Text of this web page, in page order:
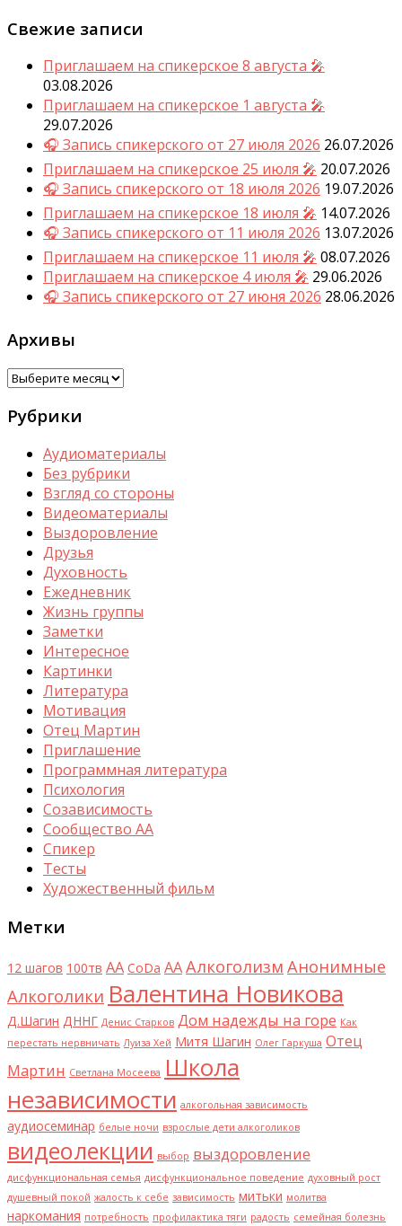
Свежие записи
Приглашаем на спикерское 8 августа 🎤
03.08.2026
Приглашаем на спикерское 1 августа 🎤
29.07.2026
🎧 Запись спикерского от 27 июля 2026 26.07.2026
Приглашаем на спикерское 25 июля 🎤 20.07.2026
🎧 Запись спикерского от 18 июля 2026 19.07.2026
Приглашаем на спикерское 18 июля 🎤 14.07.2026
🎧 Запись спикерского от 11 июля 2026 13.07.2026
Приглашаем на спикерское 11 июля 🎤 08.07.2026
Приглашаем на спикерское 4 июля 🎤 29.06.2026
🎧 Запись спикерского от 27 июня 2026 28.06.2026
Архивы
Архивы
Рубрики
Аудиоматериалы
Без рубрики
Взгляд со стороны
Видеоматериалы
Выздоровление
Друзья
Духовность
Ежедневник
Жизнь группы
Заметки
Интересное
Картинки
Литература
Мотивация
Отец Мартин
Приглашение
Программная литература
Психология
Созависимость
Сообщество АА
Спикер
Тесты
Художественный фильм
Метки
12 шагов 100тв AA CoDa АААлкоголизм Анонимные
Алкоголики Валентина Новикова
Д.Шагин ДННГ Денис Старков Дом надежды на горе Как
перестать нервничать Луиза Хей Митя Шагин Олег Гаркуша Отец
Мартин Светлана Мосеева Школа
независимости алкогольная зависимость
аудиосеминар белые ночи взрослые дети алкоголиков
видеолекции выбор выздоровление
дисфункциональная семья дисфункциональное поведение духовный рост
душевный покой жалость к себе зависимость митьки молитва
наркомания потребность профилактика тяги радость семейная болезнь